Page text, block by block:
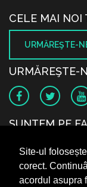
Site-ul
corect.
acordul asupra
CELE MAI NOI
URMĂREŞTE-
URMĂREŞTE-
SUNTEM PE